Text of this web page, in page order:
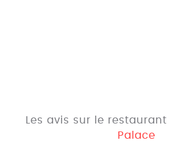
Les avis sur le restaurant
Palace